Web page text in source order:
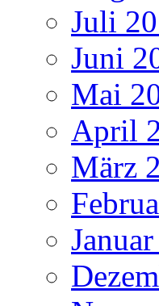
Juli
Juni
Mai
April
März